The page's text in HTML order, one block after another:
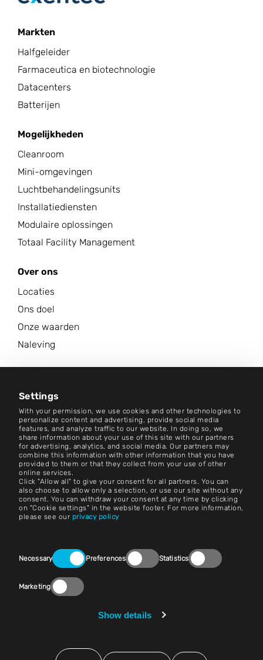
Settings
With your permission, we use cookies and other technologies to
personalize content and advertising, provide social media
features, and analyze traffic to our website. In doing so, we
share information about your use of this site with our partners
for advertising, analytics, and social media. Our partners may
combine this information with other information that you have
provided to them or that they collect from your use of other
online services.
Click "Allow all" to give your consent for all partners. You can
also choose to allow only a selection, or use our site without any
consent. You can withdraw your consent at any time by clicking
on "Cookie settings" in the website footer. For more information,
please see our privacy policy
Selection
Necessary Preferences Statistics
Marketing
Show details
Markten
Halfgeleider
Farmaceutica en biotechnologie
Datacenters
Batterijen
Mogelijkheden
Cleanroom
Mini-omgevingen
Luchtbehandelingsunits
Installatiediensten
Modulaire oplossingen
Totaal Facility Management
Over ons
Locaties
Ons doel
Onze waarden
Naleving
Nieuwscentrum
Neem contact op met
Carrière
Algemene voorwaarden
Afdruk
Wettelijke kennisgeving
Neem contact op met
Cookie-instellingen